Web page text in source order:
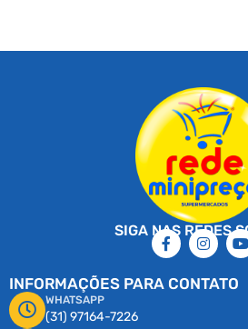
SIGA NAS REDES
INFORMAÇÕES PARA CONTATO
WHATSAPP
(31) 97164-7226